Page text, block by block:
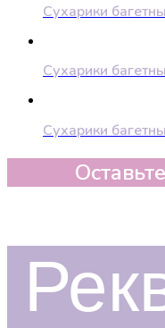
Сухарики
Сухарики
Сухарики